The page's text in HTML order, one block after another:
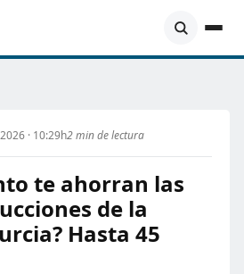
· 10:29h2 min de lectura
te ahorran las
de la
Hasta 45